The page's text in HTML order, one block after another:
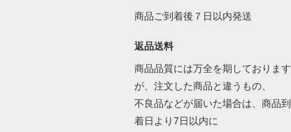
商品ご到着後７日以内発送
返品送料
商品品質には万全を期しております
が、注文した商品と違うもの、
不良品などが届いた場合は、商品到
着日より7日以内に